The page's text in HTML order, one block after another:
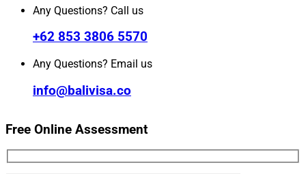
Any Questions? Call us
+62 853 3806 5570
Any Questions? Email us
info@balivisa.co
Free Online Assessment